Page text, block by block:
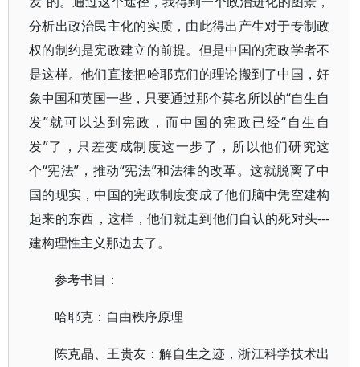
分析出政治民主化的实质，由此得出产生对于专制政
权的制约是宪政建立的前提。但是中国的宪政学者不
是这样。他们直接把哈耶克们的理论搬到了中国，好
象中国和英国一些，只要通过那个莫名所以的“自生自
发”就可以达到宪政，而中国的宪政已经“自生自
发”了，只差变成制度这一步了，所以他们研究这
个“宪法”，推动“宪法”和法律的改革。这就脱离了中
国的现实，中国的宪政制度变成了他们脑中凭空建构
起来的东西，这样，他们就走到他们自认的死对头---
建构理性主义那边去了。
参考书目：
哈耶克：自由秩序原理
陈克晶、王贵友：解自生之迹，浙江科学技术出